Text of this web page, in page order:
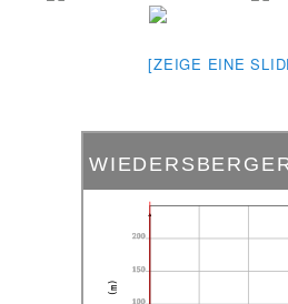
[ZEIGE EINE
100
150
200
(m)